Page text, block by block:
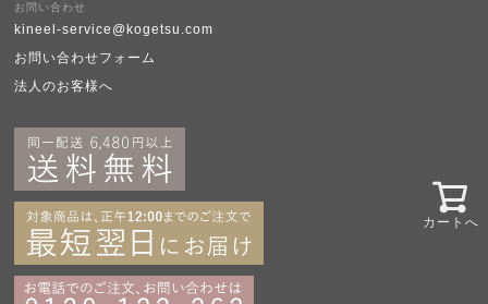
カートへ
お問い合わせ
kineel-service@kogetsu.com
お問い合わせフォーム
法人のお客様へ